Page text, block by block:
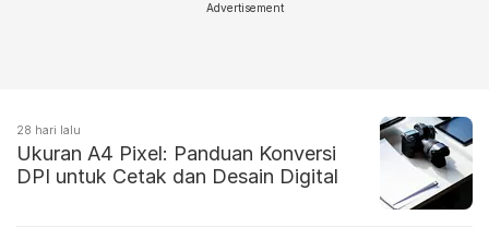
Advertisement
28 hari lalu
Ukuran A4 Pixel: Panduan Konversi
DPI untuk Cetak dan Desain Digital